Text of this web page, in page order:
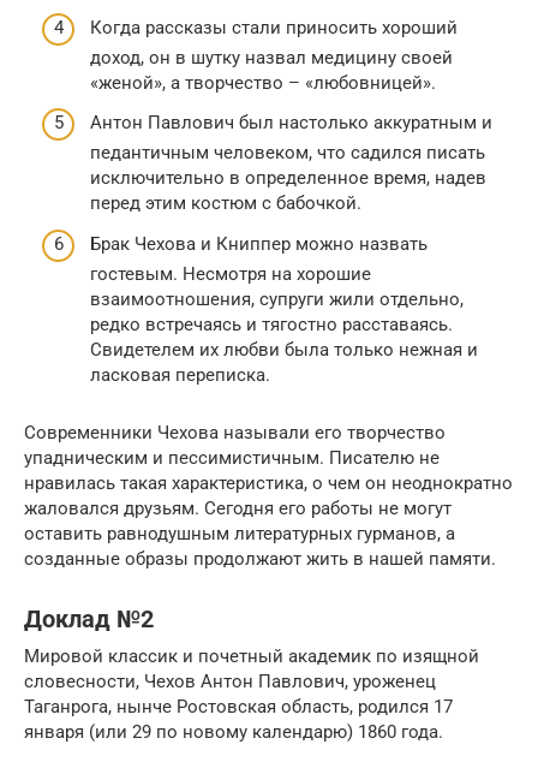
Когда рассказы стали приносить хороший
доход, он в шутку назвал медицину своей
«женой», а творчество – «любовницей».
Антон Павлович был настолько аккуратным и
педантичным человеком, что садился писать
исключительно в определенное время, надев
перед этим костюм с бабочкой.
Брак Чехова и Книппер можно назвать
гостевым. Несмотря на хорошие
взаимоотношения, супруги жили отдельно,
редко встречаясь и тягостно расставаясь.
Свидетелем их любви была только нежная и
ласковая переписка.
Современники Чехова называли его творчество
упадническим и пессимистичным. Писателю не
нравилась такая характеристика, о чем он неоднократно
жаловался друзьям. Сегодня его работы не могут
оставить равнодушным литературных гурманов, а
созданные образы продолжают жить в нашей памяти.
Доклад №2
Мировой классик и почетный академик по изящной
словесности, Чехов Антон Павлович, уроженец
Таганрога, нынче Ростовская область, родился 17
января (или 29 по новому календарю) 1860 года.